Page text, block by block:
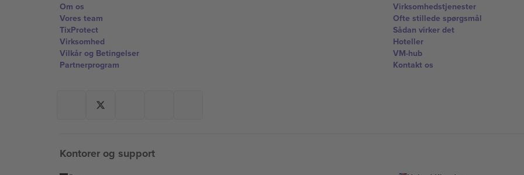
Om os
Vores team
TixProtect
Virksomhed
Vilkår og Betingelser
Partnerprogram
Virksomhedstjenester
Ofte stillede spørgsmål
Sådan virker det
Hoteller
VM-hub
Kontakt os
Kontorer og support